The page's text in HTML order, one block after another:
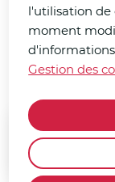
l'utilisation de
moment
Gestion des